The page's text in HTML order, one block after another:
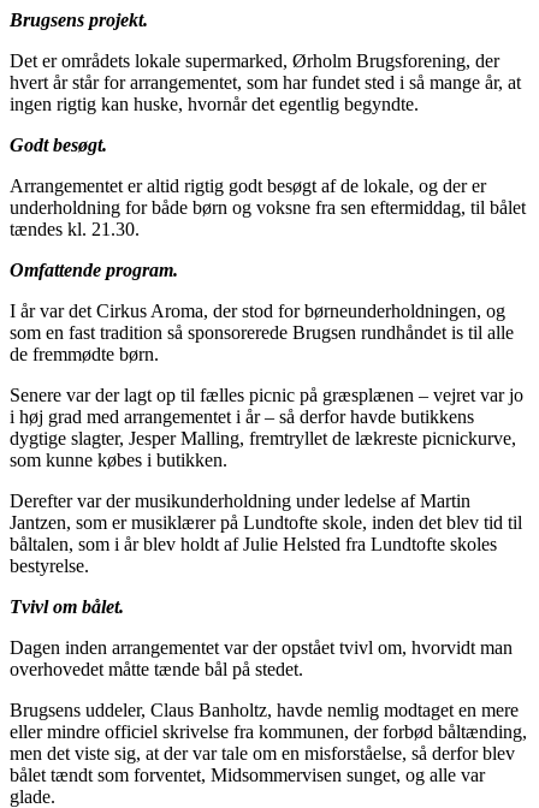
Brugsens projekt.
Det er områdets lokale supermarked, Ørholm Brugsforening, der
hvert år står for arrangementet, som har fundet sted i så mange år, at
ingen rigtig kan huske, hvornår det egentlig begyndte.
Godt besøgt.
Arrangementet er altid rigtig godt besøgt af de lokale, og der er
underholdning for både børn og voksne fra sen eftermiddag, til bålet
tændes kl. 21.30.
Omfattende program.
I år var det Cirkus Aroma, der stod for børneunderholdningen, og
som en fast tradition så sponsorerede Brugsen rundhåndet is til alle
de fremmødte børn.
Senere var der lagt op til fælles picnic på græsplænen – vejret var jo
i høj grad med arrangementet i år – så derfor havde butikkens
dygtige slagter, Jesper Malling, fremtryllet de lækreste picnickurve,
som kunne købes i butikken.
Derefter var der musikunderholdning under ledelse af Martin
Jantzen, som er musiklærer på Lundtofte skole, inden det blev tid til
båltalen, som i år blev holdt af Julie Helsted fra Lundtofte skoles
bestyrelse.
Tvivl om bålet.
Dagen inden arrangementet var der opstået tvivl om, hvorvidt man
overhovedet måtte tænde bål på stedet.
Brugsens uddeler, Claus Banholtz, havde nemlig modtaget en mere
eller mindre officiel skrivelse fra kommunen, der forbød båltænding,
men det viste sig, at der var tale om en misforståelse, så derfor blev
bålet tændt som forventet, Midsommervisen sunget, og alle var
glade.